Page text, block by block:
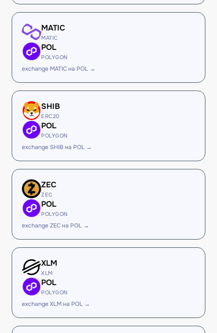
MATIC
MATIC
POL
POLYGON
exchange MATIC на POL →
SHIB
ERC20
POL
POLYGON
exchange SHIB на POL →
ZEC
ZEC
POL
POLYGON
exchange ZEC на POL →
XLM
XLM
POL
POLYGON
exchange XLM на POL →